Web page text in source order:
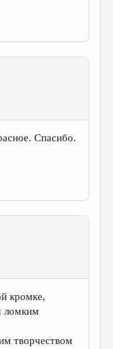
Спасибо.
кромке,
ломким
творчеством